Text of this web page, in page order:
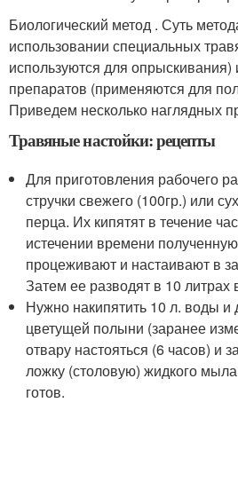
Биологический метод . Суть
использовании специальных
используются для опрыскивания)
препаратов (применяются для
Приведем несколько наглядных
Травяные настойки: рецепты
Для приготовления рабочего
стручки свежего (100гр.) или
перца. Их кипятят в течение
истечении времени
процеживают и настаивают в
Затем ее разводят в 10 литрах
Нужно накипятить 10 л. воды и
цветущей полыни (заранее
отвару настояться (6 часов) и
ложку (столовую) жидкого
готов.